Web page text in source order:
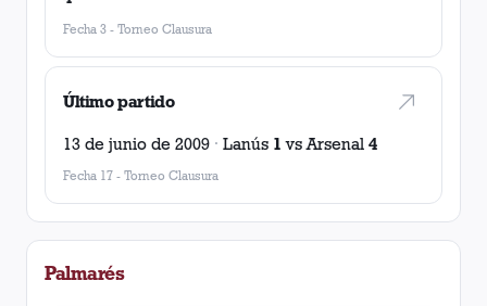
Fecha 3 - Torneo Clausura
Último partido
13 de junio de 2009 · Lanús 1 vs Arsenal 4
Fecha 17 - Torneo Clausura
Palmarés